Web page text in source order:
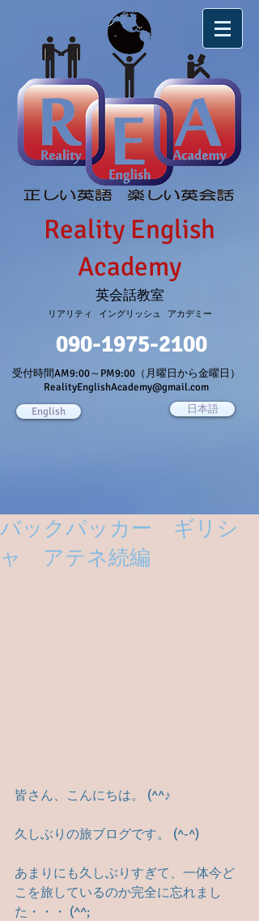
Reality English
Academy
英会話教室
リアリティ イングリッシュ アカデミー
090-1975-2100
受付時間AM9:00～PM9:00（月曜日から金曜日）
RealityEnglishAcademy@gmail.com
English
日本語
バックパッカー ギリシ
ャ アテネ続編
皆さん、こんにちは。 (^^♪
久しぶりの旅ブログです。 (^-^)
あまりにも久しぶりすぎて、一体今ど
こを旅しているのか完全に忘れまし
た・・・ (^^;